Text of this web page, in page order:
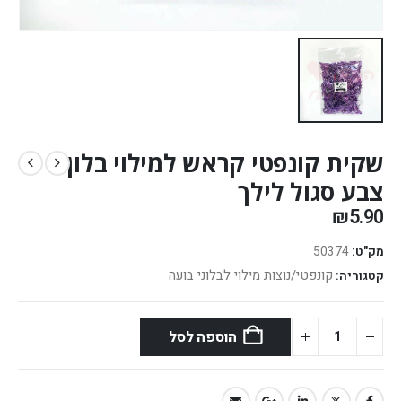
שקית קונפטי קראש למילוי בלון
צבע סגול לילך
₪5.90
מק"ט: 50374
קטגוריה: קונפטי/נוצות מילוי לבלוני בועה
הוספה לסל